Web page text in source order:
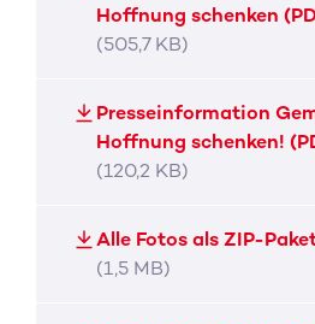
Hoffnung schenken
(505,7 KB)
Presseinformation
Hoffnung schenken!
(120,2 KB)
Alle Fotos als ZIP-
(1,5 MB)